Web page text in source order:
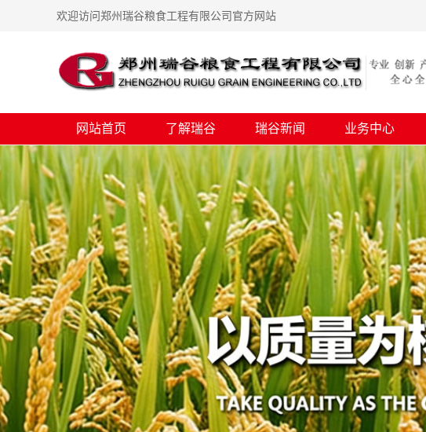
欢迎访问郑州瑞谷粮食工程有限公司官方网站
网站首页 了解瑞谷 瑞谷新闻 业务中心